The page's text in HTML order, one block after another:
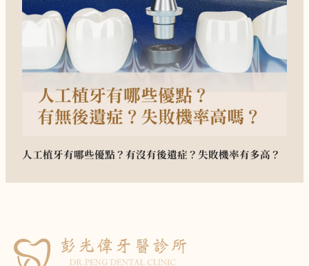
人工植牙有哪些優點？有沒有後遺症？失敗機率有多高？